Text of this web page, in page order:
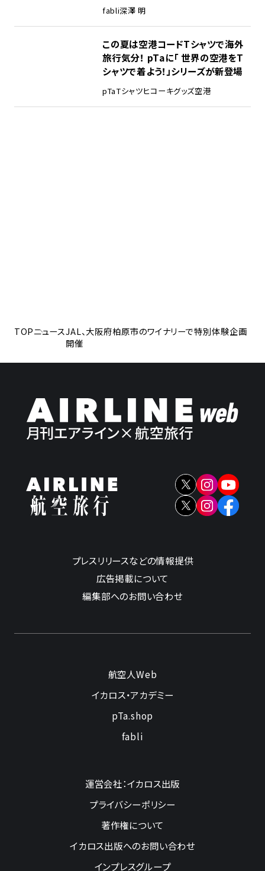
fabli深澤 明
この夏は空港コードTシャツで海外
旅行気分！ pTaに「 世界の空港をT
シャツで着よう！」シリーズが新登場
pTaTシャツヒコーキグッズ空港
TOPニュースJAL、大阪府柏原市のワイナリーで特別体験企画
開催
プレスリリースなどの情報提供
広告掲載について
編集部へのお問い合わせ
航空人Web
イカロス・アカデミー
pTa.shop
fabli
運営会社：イカロス出版
プライバシーポリシー
著作権について
イカロス出版へのお問い合わせ
インプレスグループ